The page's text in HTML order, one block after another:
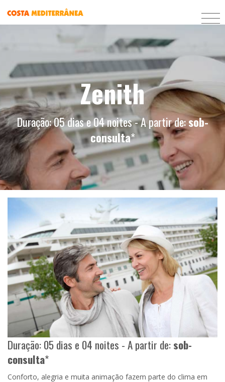
Zenith
Duração: 05 dias e 04 noites - A partir de:sob-
consulta*
Duração: 05 dias e 04 noites - A partir de:sob-
consulta*
Conforto, alegria e muita animação fazem parte do clima em